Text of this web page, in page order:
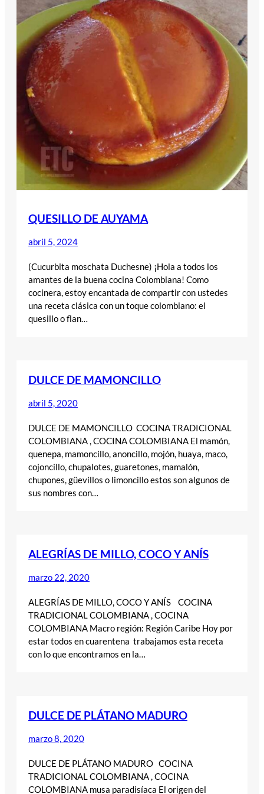
QUESILLO DE AUYAMA
abril 5, 2024
(Cucurbita moschata Duchesne) ¡Hola a todos los
amantes de la buena cocina Colombiana! Como
cocinera, estoy encantada de compartir con ustedes
una receta clásica con un toque colombiano: el
quesillo o flan…
DULCE DE MAMONCILLO
abril 5, 2020
DULCE DE MAMONCILLO COCINA TRADICIONAL
COLOMBIANA , COCINA COLOMBIANA El mamón,
quenepa, mamoncillo, anoncillo, mojón, huaya, maco,
cojoncillo, chupalotes, guaretones, mamalón,
chupones, güevillos o limoncillo estos son algunos de
sus nombres con…
ALEGRÍAS DE MILLO, COCO Y ANÍS
marzo 22, 2020
ALEGRÍAS DE MILLO, COCO Y ANÍS COCINA
TRADICIONAL COLOMBIANA , COCINA
COLOMBIANA Macro región: Región Caribe Hoy por
estar todos en cuarentena trabajamos esta receta
con lo que encontramos en la…
DULCE DE PLÁTANO MADURO
marzo 8, 2020
DULCE DE PLÁTANO MADURO COCINA
TRADICIONAL COLOMBIANA , COCINA
COLOMBIANA musa paradisíaca El origen del